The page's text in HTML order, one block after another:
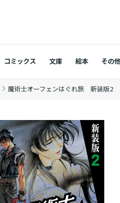
コミックス 文庫 絵本 その
魔術士オーフェンはぐれ旅 新装版2